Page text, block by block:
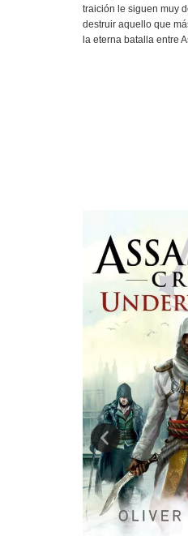
traición le siguen muy
destruir aquello que
la eterna batalla entre